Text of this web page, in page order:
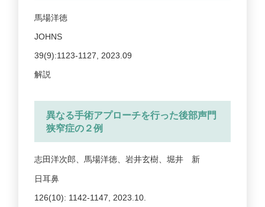
馬場洋徳
JOHNS
39(9):1123-1127, 2023.09
解説
異なる手術アプローチを行った後部声門
狭窄症の２例
志田洋次郎、馬場洋徳、岩井玄樹、堀井 新
日耳鼻
126(10): 1142-1147, 2023.10.